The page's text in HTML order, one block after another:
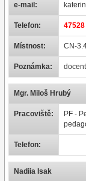
e-mail:
Telefon:
Místnost: CN-
Poznámka:
Mgr. Miloš Hrubý
Pracoviště:
PF -
Telefon:
Nadiia Isak